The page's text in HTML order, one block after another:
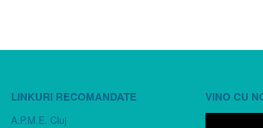
LINKURI RECOMANDATE
A.P.M.E. Cluj
VINO CU